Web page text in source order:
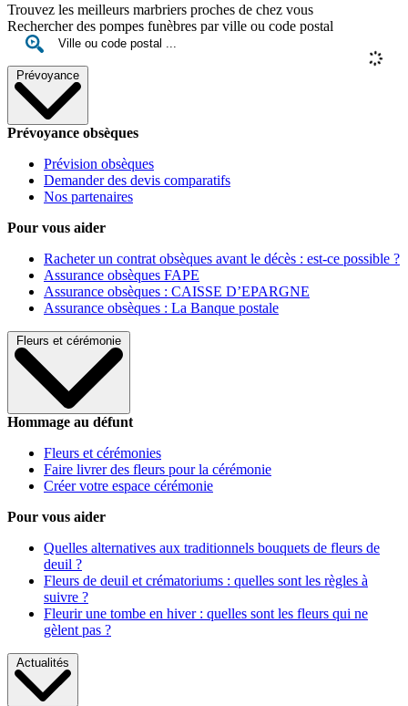
Trouvez les meilleurs marbriers proches de chez vous
Rechercher des pompes funèbres par ville ou code postal
Prévoyance
Prévoyance obsèques
Prévision obsèques
Demander des devis comparatifs
Nos partenaires
Pour vous aider
Racheter un contrat obsèques avant le décès : est-ce possible ?
Assurance obsèques FAPE
Assurance obsèques : CAISSE D’EPARGNE
Assurance obsèques : La Banque postale
Fleurs et cérémonie
Hommage au défunt
Fleurs et cérémonies
Faire livrer des fleurs pour la cérémonie
Créer votre espace cérémonie
Pour vous aider
Quelles alternatives aux traditionnels bouquets de fleurs de
deuil ?
Fleurs de deuil et crématoriums : quelles sont les règles à
suivre ?
Fleurir une tombe en hiver : quelles sont les fleurs qui ne
gèlent pas ?
Actualités